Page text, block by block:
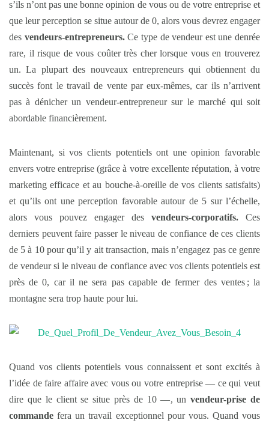
s’ils n’ont pas une bonne opinion de vous ou de votre entreprise et
que leur perception se situe autour de 0, alors vous devrez engager
des vendeurs-entrepreneurs.Ce type de vendeur est une denrée
rare, il risque de vous coûter très cher lorsque vous en trouverez
un. La plupart des nouveaux entrepreneurs qui obtiennent du
succès font le travail de vente par eux-mêmes, car ils n’arrivent
pas à dénicher un vendeur-entrepreneur sur le marché qui soit
abordable financièrement.
Maintenant, si vos clients potentiels ont une opinion favorable
envers votre entreprise (grâce à votre excellente réputation, à votre
marketing efficace et au bouche-à-oreille de vos clients satisfaits)
et qu’ils ont une perception favorable autour de 5 sur l’échelle,
alors vous pouvez engager des vendeurs-corporatifs. Ces
derniers peuvent faire passer le niveau de confiance de ces clients
de 5 à 10 pour qu’il y ait transaction, mais n’engagez pas ce genre
de vendeur si le niveau de confiance avec vos clients potentiels est
près de 0, car il ne sera pas capable de fermer des ventes ; la
montagne sera trop haute pour lui.
Quand vos clients potentiels vous connaissent et sont excités à
l’idée de faire affaire avec vous ou votre entreprise — ce qui veut
dire que le client se situe près de 10 —, unvendeur-prise de
commandefera un travail exceptionnel pour vous. Quand vous